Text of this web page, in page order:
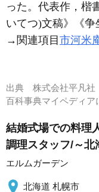
った。代表作，楷
いてつ)文稿》《争
→関連項目 市河米
出典 株式会社平凡社
百科事典マイペディ
結婚式場での料理
調理スタッフ/～北
エルムガーデン
北海道 札幌市